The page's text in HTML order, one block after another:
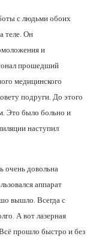
с людьми обоих
теле. Он
и
прошедший
медицинского
подруги. До этого
Это было больно и
наступил
очень довольна
аппарат
вышло. Всегда с
А вот лазерная
прошло быстро и без